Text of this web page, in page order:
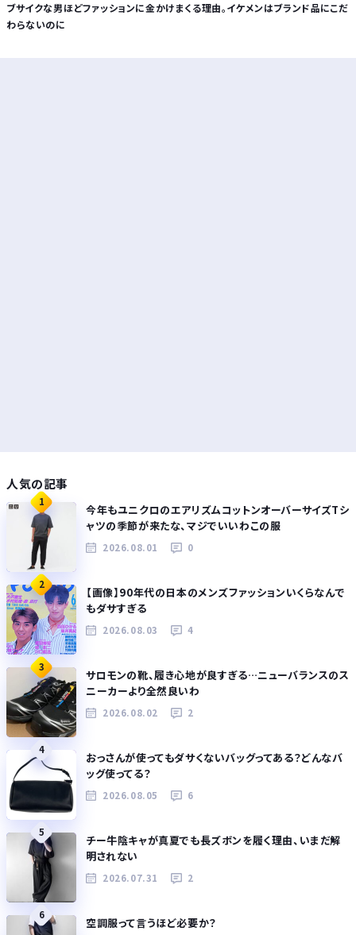
ブサイクな男ほどファッションに金かけまくる理由。イケメンはブランド品にこだ
わらないのに
人気の記事
1
今年もユニクロのエアリズムコットンオーバーサイズTシ
ャツの季節が来たな、マジでいいわこの服
2026.08.01 0
2
【画像】90年代の日本のメンズファッションいくらなんで
もダサすぎる
2026.08.03 4
3
サロモンの靴、履き心地が良すぎる…ニューバランスのス
ニーカーより全然良いわ
2026.08.02 2
4
おっさんが使ってもダサくないバッグってある？どんなバ
ッグ使ってる？
2026.08.05 6
5
チー牛陰キャが真夏でも長ズボンを履く理由、いまだ解
明されない
2026.07.31 2
6
空調服って言うほど必要か？